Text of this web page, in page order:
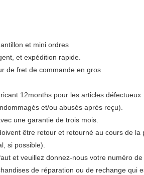
et mini ordres
et expédition rapide.
de fret de commande en gros
12months pour les articles défectueux
et/ou abusés après reçu).
une garantie de trois mois.
être retour et retourné au cours de la
si possible).
et veuillez donnez-nous votre numéro
de réparation ou de rechange qui